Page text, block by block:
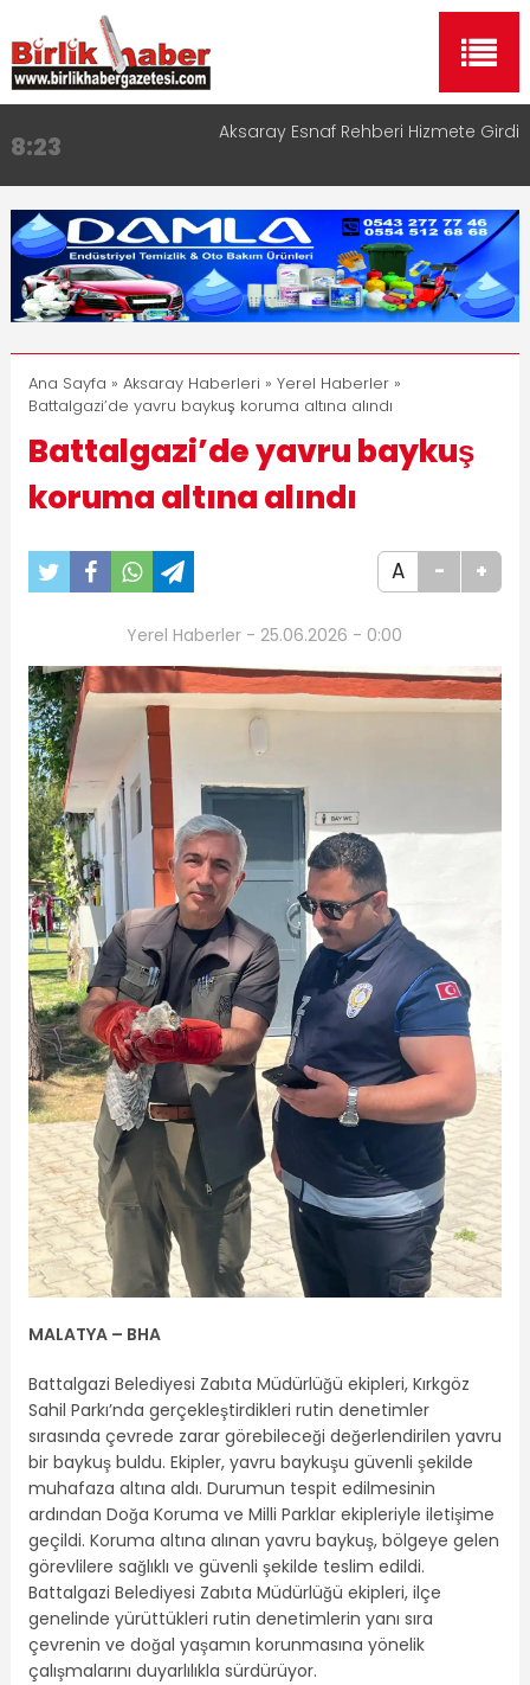
8:23 Aksaray Esnaf Rehberi Hizmete Girdi
11:30
Birlikhaber.com Yayın Hayatına Başladı | Hızlı ve
Akıllı Haber Platformu
13:33 Taşımacılıkta Dijital Devrim: Rota Sepetim
17:15
Aksaray OSB Bölge Müdürü Makam Koltuğunu
Çocuklara Bıraktı
16:00
Aksaray Esnaf Rehberi ile Google ve Yapay Zeka
Aramalarında Öne Çıkın
Ana Sayfa » Aksaray Haberleri » Yerel Haberler»
Battalgazi’de yavru baykuş koruma altına alındı
Battalgazi’de yavru baykuş
koruma altına alındı
A - +
Yerel Haberler - 25.06.2026 - 0:00
MALATYA – BHA
Battalgazi Belediyesi Zabıta Müdürlüğü ekipleri, Kırkgöz
Sahil Parkı’nda gerçekleştirdikleri rutin denetimler
sırasında çevrede zarar görebileceği değerlendirilen yavru
bir baykuş buldu. Ekipler, yavru baykuşu güvenli şekilde
muhafaza altına aldı. Durumun tespit edilmesinin
ardından Doğa Koruma ve Milli Parklar ekipleriyle iletişime
geçildi. Koruma altına alınan yavru baykuş, bölgeye gelen
görevlilere sağlıklı ve güvenli şekilde teslim edildi.
Battalgazi Belediyesi Zabıta Müdürlüğü ekipleri, ilçe
genelinde yürüttükleri rutin denetimlerin yanı sıra
çevrenin ve doğal yaşamın korunmasına yönelik
çalışmalarını duyarlılıkla sürdürüyor.